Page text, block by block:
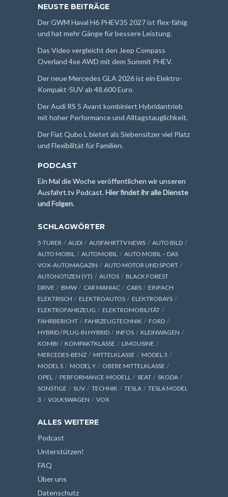
NEUSTE BEITRÄGE
Der GWM Haval H6 PHEV35 2027 ist flex-fähig
und hat mehr Gänge für bessere Leistung.
Das Video vergleicht den Jeep Compass
Overland 4xe AWD mit dem Summit PHEV.
Der neue Mercedes GLA 2026 ist ein Elektro-
Kompakt-SUV ab 48.600 Euro.
Der Audi RS 5 Avant kombiniert Hybridantrieb
mit hoher Performance und Alltagstauglichkeit.
Der Fiat Qubo L bietet als Siebensitzer viel Platz
und Flexibilität für Familien.
PODCAST
Ein Mal die Woche veröffentlichen wir unseren
Ausfahrt.tv Podcast. Hier findet ihr alle Dienste
und Folgen.
SCHLAGWÖRTER
5-TÜRER AUDI AUSFAHRTTV NEWS
AUTO BILD
AUTO MOBIL
AUTOMOBIL
AUTO MOBIL – DAS
VOX-AUTOMAGAZIN
AUTO MOTOR UND SPORT
AUTONOTIZEN (YT)
AUTOS
BLACK FOREST
DRIVE
BMW CAR MANIAC CARS
EINFACH
ELEKTRISCH
ELEKTROAUTOS
ELEKTROBAYS
ELEKTROFAHRZEUG
ELEKTROMOBILITÄT
FAHRBERICHT
FAHRZEUGTECHNIK
FORD
HYBRID / PLUG-IN HYBRID
INFOS
KLEINWAGEN
KOMBI
KOMPAKTKLASSE
LIMOUSINE
MERCEDES-BENZ
MITTELKLASSE
MODEL 3
MODEL S
MODEL Y
OBERE MITTELKLASSE
OPEL
PERFORMANCE-MODELL SEAT
SKODA
SONSTIGE
SUV TECHNIK TESLA
TESLA MODEL
3
VOLKSWAGEN VOX
ALLES WEITERE
Podcast
Unterstützen!
FAQ
Über uns
Datenschutz